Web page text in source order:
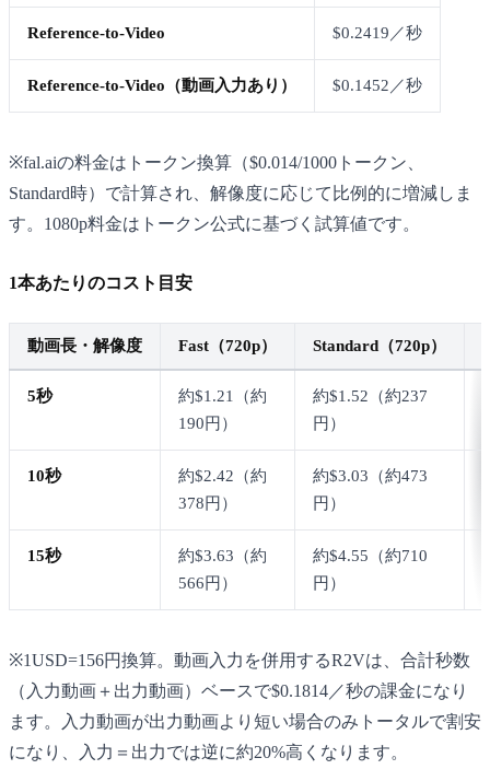
Reference-to-Video $0.2419／秒
Reference-to-Video（動画入力あり） $0.1452／秒
※fal.aiの料金はトークン換算（$0.014/1000トークン、
Standard時）で計算され、解像度に応じて比例的に増減しま
す。1080p料金はトークン公式に基づく試算値です。
1本あたりのコスト目安
動画長・解像度 Fast（720p） Standard（720p）
5秒
約$1.21（約
190円）
約$1.52（約237
円）
10秒
約$2.42（約
378円）
約$3.03（約473
円）
15秒
約$3.63（約
566円）
約$4.55（約710
円）
※1USD=156円換算。動画入力を併用するR2Vは、合計秒数
（入力動画＋出力動画）ベースで$0.1814／秒の課金になり
ます。入力動画が出力動画より短い場合のみトータルで割安
になり、入力＝出力では逆に約20%高くなります。